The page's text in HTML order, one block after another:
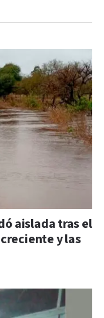
aislada tras el
y las